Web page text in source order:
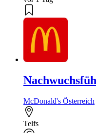
McDonald's Österreich
Telfs